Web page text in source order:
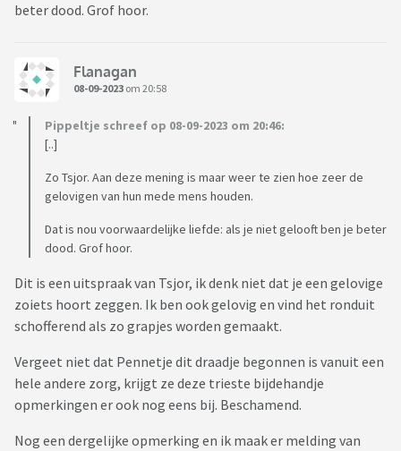
beter dood. Grof hoor.
Flanagan
08-09-2023 om 20:58
Pippeltje schreef op 08-09-2023 om 20:46:
[..]
Zo Tsjor. Aan deze mening is maar weer te zien hoe zeer de
gelovigen van hun mede mens houden.
Dat is nou voorwaardelijke liefde: als je niet gelooft ben je beter
dood. Grof hoor.
Dit is een uitspraak van Tsjor, ik denk niet dat je een gelovige
zoiets hoort zeggen. Ik ben ook gelovig en vind het ronduit
schofferend als zo grapjes worden gemaakt.
Vergeet niet dat Pennetje dit draadje begonnen is vanuit een
hele andere zorg, krijgt ze deze trieste bijdehandje
opmerkingen er ook nog eens bij. Beschamend.
Nog een dergelijke opmerking en ik maak er melding van